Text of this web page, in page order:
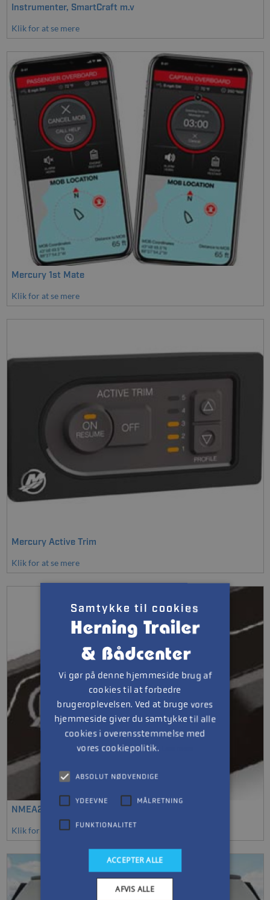
Instrumenter, SmartCraft m.v
Klik for at se mere
Mercury 1st Mate
Klik for at se mere
Mercury Active Trim
Klik for at se mere
NMEA2000 Gateway
Klik for at se mere
Samtykke til cookies
Vi gør på denne hjemmeside brug af
cookies til at forbedre
brugeroplevelsen. Ved at bruge vores
hjemmeside giver du samtykke til alle
cookies i overensstemmelse med
vores cookiepolitik.
ABSOLUT NØDVENDIGE
YDEEVNE MÅLRETNING
FUNKTIONALITET
ACCEPTER ALLE
AFVIS ALLE